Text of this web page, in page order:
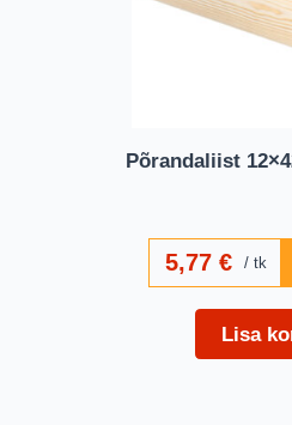
Põrandaliist
5,77€ tk
Lisa